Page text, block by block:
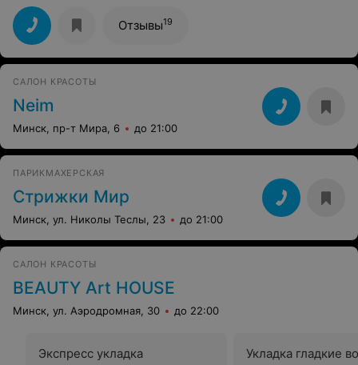
всегда предложат кофе, чай, всегда с улыбкой
встречают...не натянутой, а реально рады видеть) В
общем спасибо! Отдельное спасибо Ольге
парикмахеру! Большой профессионал! В барберах,
конечно, такого профи нет!
Отзывы19
САЛОН КРАСОТЫ
Neim
Минск, пр-т Мира, 6 до 21:00
ПАРИКМАХЕРСКАЯ
Стрижки Мир
Минск, ул. Николы Теслы, 23 до 21:00
САЛОН КРАСОТЫ
BEAUTY Art HOUSE
Минск, ул. Аэродромная, 30 до 22:00
Экспресс укладка
Укладка гладкие